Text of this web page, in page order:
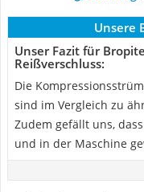
Unsere
Unser Fazit für
Reißverschluss:
Die
sind im Vergleich zu
Zudem gefällt uns,
und in der Maschine